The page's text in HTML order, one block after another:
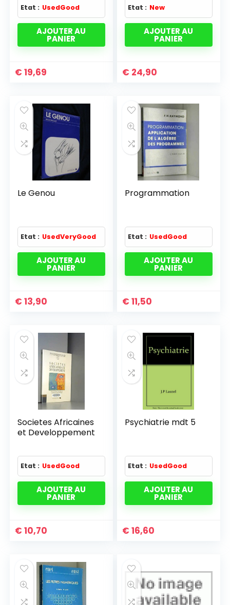
Etat : UsedGood
AJOUTER AU
PANIER
€ 19,69
Etat : New
AJOUTER AU
PANIER
€ 24,90
Le Genou
Etat : UsedVeryGood
AJOUTER AU
PANIER
€ 13,90
Programmation
Etat : UsedGood
AJOUTER AU
PANIER
€ 11,50
Societes Africaines
et Developpement
Etat : UsedGood
AJOUTER AU
PANIER
€ 10,70
Psychiatrie mdt 5
Etat : UsedGood
AJOUTER AU
PANIER
€ 16,60